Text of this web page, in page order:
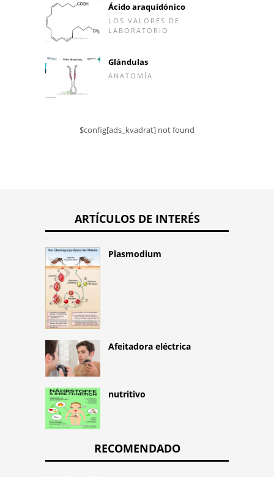
Ácido araquidónico
LOS VALORES DE
LABORATORIO
Glándulas
ANATOMÍA
$config[ads_kvadrat] not found
ARTÍCULOS DE INTERÉS
Plasmodium
Afeitadora eléctrica
nutritivo
RECOMENDADO